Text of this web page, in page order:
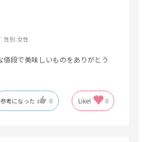
性別:女性
値段で美味しいものをありがとう
参考になった 0 Like! 0